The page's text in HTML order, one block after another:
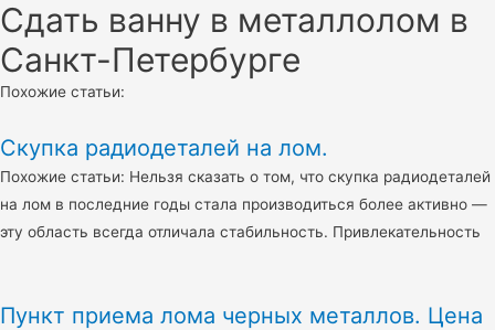
Сдать ванну в металлолом в
Санкт-Петербурге
Похожие статьи:
Скупка радиодеталей на лом.
Похожие статьи: Нельзя сказать о том, что скупка радиодеталей
на лом в последние годы стала производиться более активно —
эту область всегда отличала стабильность. Привлекательность
Пункт приема лома черных металлов. Цена